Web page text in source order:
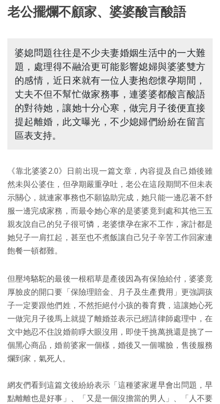
老公擺爛不顧家、婆婆酸言酸語
婆媳問題往往是不少夫妻婚姻生活中的一大難
題，處理得不融洽更可能影響媳婦與婆婆雙方
的感情，近日來就有一位人妻抱怨懷孕期間，
丈夫不但不幫忙做家務事，連婆婆都酸言酸語
的對待她，讓她十分心寒，做完月子後便直接
提起離婚，此文曝光，不少媳婦們紛紛在留言
區表支持。
《靠北婆婆2.0》日前出現一篇文章，內容提及自己婚後雖
然未與公婆住，但孕期嚴重孕吐，老公在這段期間不但未表
示關心，就連家事務也不願協助完成，她只能一邊忍著不舒
服一邊完成家務，而最令她心寒的是婆婆竟到處和其他三五
親友說自己的兒子很可憐，老婆懷孕在家不工作，家計都是
她兒子一肩扛起，甚至也不煮飯讓自己兒子辛苦工作回家連
飽餐一頓都難。
但壓垮駱駝的最後一根稻草是產後因為有保險給付，婆婆竟
厚臉皮的開口要「保險理賠金、月子及生產費用」更強調孩
子一定要跟他們姓，不然拒絕付小孩的養育費，這讓她心死
一做完月子後馬上就提了離婚並表示已經請律師處理中，在
文中她忍不住說婚前睜大眼沒用，即使千挑萬挑還是挑了一
個黑心商品，婚前婆家一個樣，婚後又一個嘴臉，售後服務
爛到家，氣死人。
網友們看到這篇文後紛紛表示「這種婆家遲早會出問題，早
點離離也是好事」、「又是一個沒擔當的男人」、「人不要